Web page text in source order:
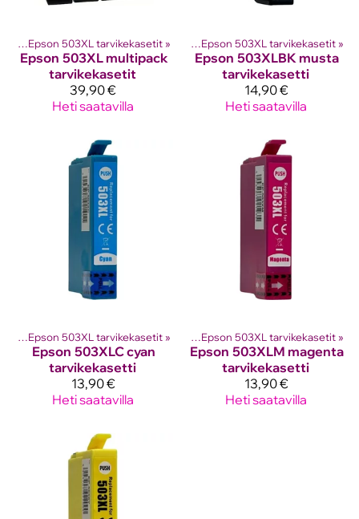
‪» Epson 503XL tarvikekasetit ‪»
Epson 503XL multipack
tarvikekasetit
39,90 €
Heti saatavilla
kasetit‪» Epson mustekasetit ‪» Epson 503XL tarvikekasetit ‪»
Epson 503XLBK musta
tarvikekasetti
14,90 €
Heti saatavilla
‪» Epson 503XL tarvikekasetit ‪»
Epson 503XLC cyan
tarvikekasetti
13,90 €
Heti saatavilla
kasetit‪» Epson mustekasetit ‪» Epson 503XL tarvikekasetit ‪»
Epson 503XLM magenta
tarvikekasetti
13,90 €
Heti saatavilla